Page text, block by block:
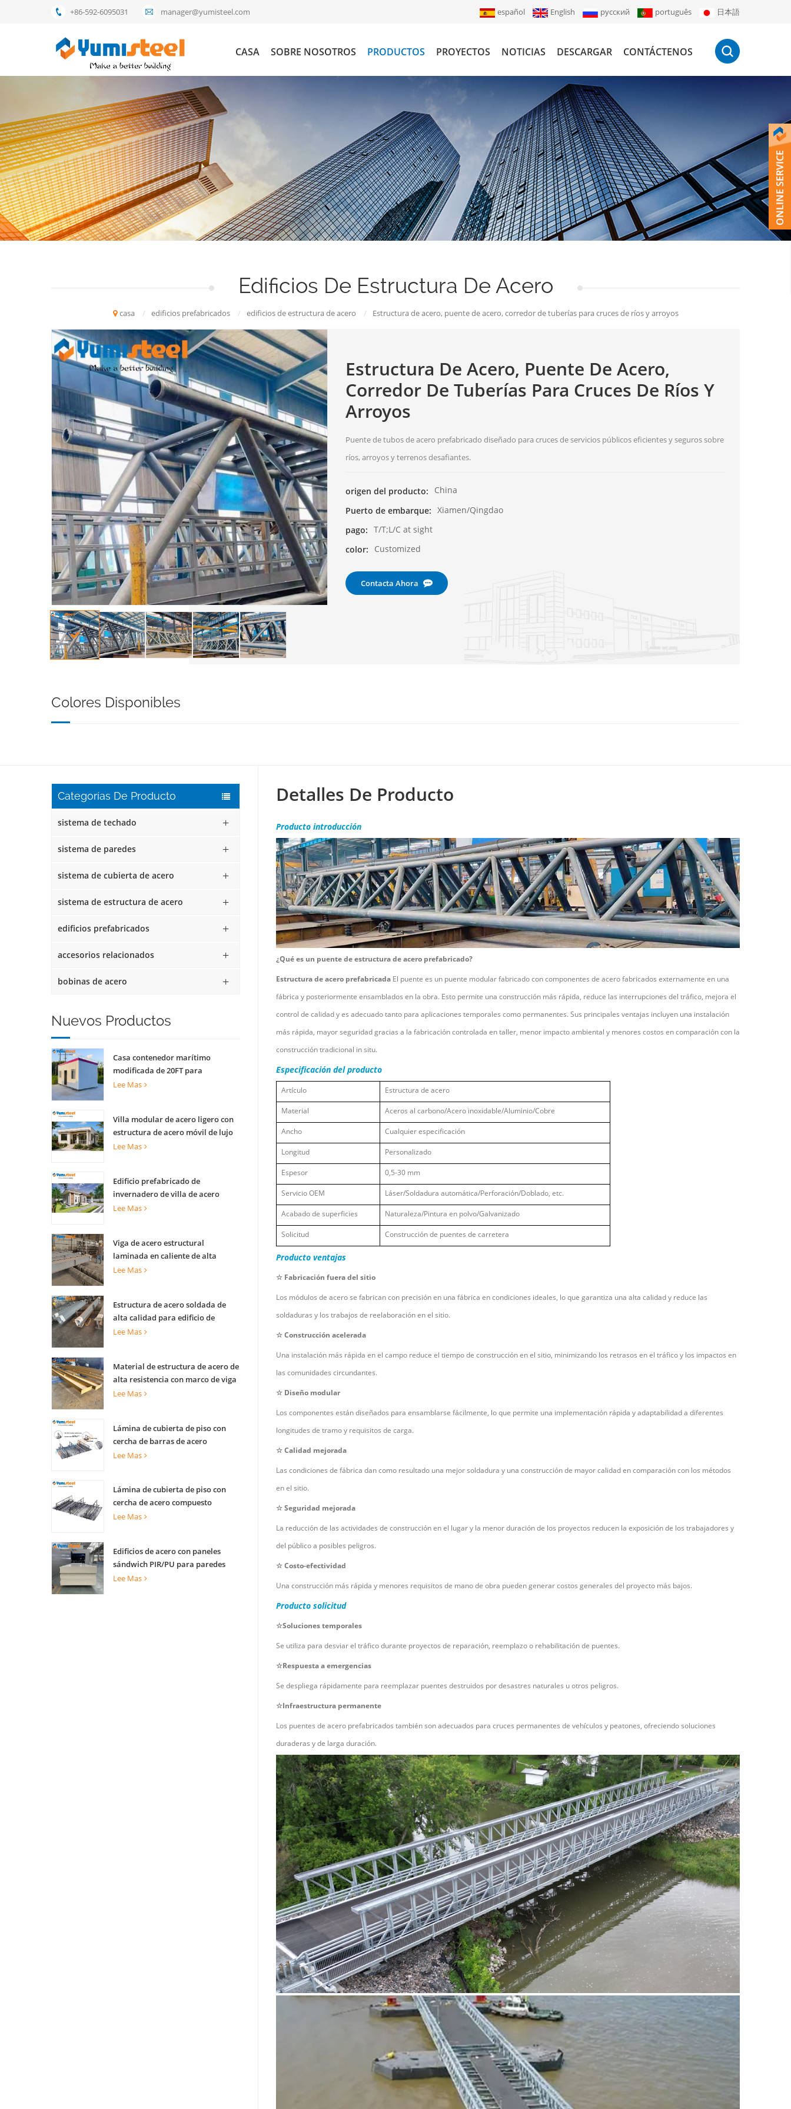
+86-592-6095031 manager@yumisteel.com español English русский português 日本語
CASA SOBRE NOSOTROS PRODUCTOS PROYECTOS NOTICIAS DESCARGAR CONTÁCTENOS
Edificios De Estructura De Acero
casa / edificios prefabricados / edificios de estructura de acero / Estructura de acero, puente de acero, corredor de tuberías para cruces de ríos y arroyos
Estructura De Acero, Puente De Acero,
Corredor De Tuberías Para Cruces De Ríos Y
Arroyos
Puente de tubos de acero prefabricado diseñado para cruces de servicios públicos eficientes y seguros sobre
ríos, arroyos y terrenos desafiantes.
origen del producto:
China
Puerto de embarque: Xiamen/Qingdao
pago: T/T;L/C at sight
color:
Customized
Contacta Ahora
Colores Disponibles
Categorías De Producto
sistema de techado
sistema de paredes
sistema de cubierta de acero
sistema de estructura de acero
edificios prefabricados
accesorios relacionados
bobinas de acero
Nuevos Productos
Casa contenedor marítimo
modificada de 20FT para
apartamentos
Lee Mas
Villa modular de acero ligero con
estructura de acero móvil de lujo
Lee Mas
Edificio prefabricado de
invernadero de villa de acero
ligero para complejo turístico
Lee Mas
Viga de acero estructural
laminada en caliente de alta
capacidad de carga para soporte
Lee Mas
Estructura de acero soldada de
alta calidad para edificio de
construcción
Lee Mas
Material de estructura de acero de
alta resistencia con marco de viga
de acero prefabricado para
Lee Mas
Lámina de cubierta de piso con
cercha de barras de acero
compuesto para piso industrial y
Lee Mas
Lámina de cubierta de piso con
cercha de acero compuesto
ignífugo para edificio de varias
Lee Mas
Edificios de acero con paneles
sándwich PIR/PU para paredes
internas y externas
Lee Mas
Detalles De Producto
Producto introducción
¿Qué es un puente de estructura de acero prefabricado?
Estructura de acero prefabricada El puente es un puente modular fabricado con componentes de acero fabricados externamente en una
fábrica y posteriormente ensamblados en la obra. Esto permite una construcción más rápida, reduce las interrupciones del tráfico, mejora el
control de calidad y es adecuado tanto para aplicaciones temporales como permanentes. Sus principales ventajas incluyen una instalación
más rápida, mayor seguridad gracias a la fabricación controlada en taller, menor impacto ambiental y menores costos en comparación con la
construcción tradicional in situ.
Especificación del producto
Artículo Estructura de acero
Material Aceros al carbono/Acero inoxidable/Aluminio/Cobre
Ancho Cualquier especificación
Longitud Personalizado
Espesor 0,5-30 mm
Servicio OEM Láser/Soldadura automática/Perforación/Doblado, etc.
Acabado de superficies Naturaleza/Pintura en polvo/Galvanizado
Solicitud Construcción de puentes de carretera
Producto ventajas
☆ Fabricación fuera del sitio
Los módulos de acero se fabrican con precisión en una fábrica en condiciones ideales, lo que garantiza una alta calidad y reduce las
soldaduras y los trabajos de reelaboración en el sitio.
☆Construcción acelerada
Una instalación más rápida en el campo reduce el tiempo de construcción en el sitio, minimizando los retrasos en el tráfico y los impactos en
las comunidades circundantes.
☆ Diseño modular
Los componentes están diseñados para ensamblarse fácilmente, lo que permite una implementación rápida y adaptabilidad a diferentes
longitudes de tramo y requisitos de carga.
☆Calidad mejorada
Las condiciones de fábrica dan como resultado una mejor soldadura y una construcción de mayor calidad en comparación con los métodos
en el sitio.
☆Seguridad mejorada
La reducción de las actividades de construcción en el lugar y la menor duración de los proyectos reducen la exposición de los trabajadores y
del público a posibles peligros.
☆Costo-efectividad
Una construcción más rápida y menores requisitos de mano de obra pueden generar costos generales del proyecto más bajos.
Producto solicitud
☆Soluciones temporales
Se utiliza para desviar el tráfico durante proyectos de reparación, reemplazo o rehabilitación de puentes.
☆Respuesta a emergencias
Se despliega rápidamente para reemplazar puentes destruidos por desastres naturales u otros peligros.
☆Infraestructura permanente
Los puentes de acero prefabricados también son adecuados para cruces permanentes de vehículos y peatones, ofreciendo soluciones
duraderas y de larga duración.